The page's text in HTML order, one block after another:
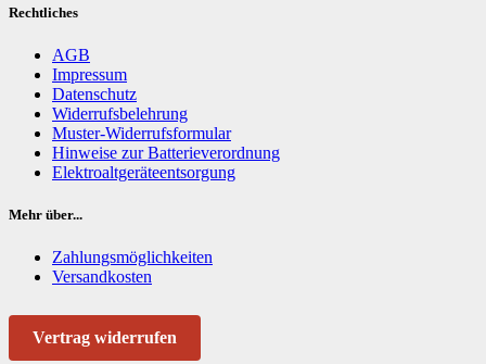
Rechtliches
AGB
Impressum
Datenschutz
Widerrufsbelehrung
Muster-Widerrufsformular
Hinweise zur Batterieverordnung
Elektroaltgeräteentsorgung
Mehr über...
Zahlungsmöglichkeiten
Versandkosten
Vertrag widerrufen